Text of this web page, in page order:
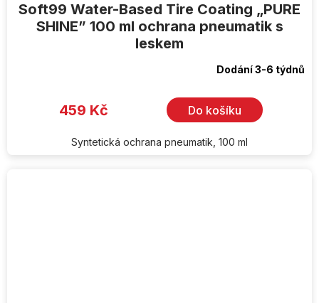
Soft99 Water-Based Tire Coating „PURE
SHINE” 100 ml ochrana pneumatik s
leskem
Dodání 3-6 týdnů
459 Kč Do košíku
Syntetická ochrana pneumatik, 100 ml